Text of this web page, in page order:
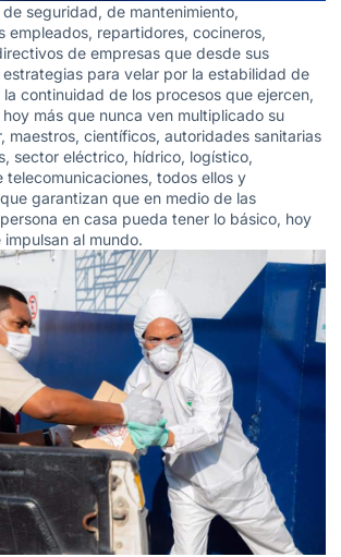
seguridad, de mantenimiento,
empleados, repartidores, cocineros,
de empresas que desde sus
para velar por la estabilidad de
continuidad de los procesos que ejercen,
más que nunca ven multiplicado su
maestros, científicos, autoridades sanitarias
sector eléctrico, hídrico, logístico,
telecomunicaciones, todos ellos y
garantizan que en medio de las
en casa pueda tener lo básico, hoy
al mundo.